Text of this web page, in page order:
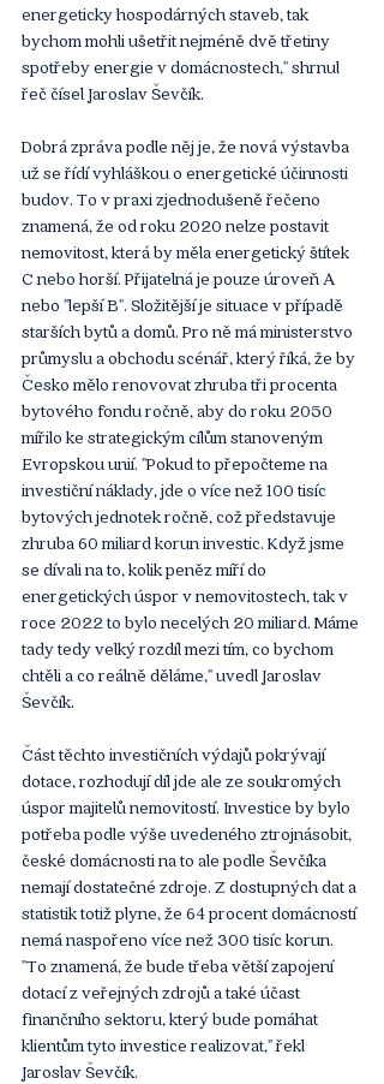
energeticky hospodárných staveb, tak
bychom mohli ušetřit nejméně dvě třetiny
spotřeby energie v domácnostech," shrnul
řeč čísel Jaroslav Ševčík.
Dobrá zpráva podle něj je, že nová výstavba
už se řídí vyhláškou o energetické účinnosti
budov. To v praxi zjednodušeně řečeno
znamená, že od roku 2020 nelze postavit
nemovitost, která by měla energetický štítek
C nebo horší. Přijatelná je pouze úroveň A
nebo "lepší B". Složitější je situace v případě
starších bytů a domů. Pro ně má ministerstvo
průmyslu a obchodu scénář, který říká, že by
Česko mělo renovovat zhruba tři procenta
bytového fondu ročně, aby do roku 2050
mířilo ke strategickým cílům stanoveným
Evropskou unií. "Pokud to přepočteme na
investiční náklady, jde o více než 100 tisíc
bytových jednotek ročně, což představuje
zhruba 60 miliard korun investic. Když jsme
se dívali na to, kolik peněz míří do
energetických úspor v nemovitostech, tak v
roce 2022 to bylo necelých 20 miliard. Máme
tady tedy velký rozdíl mezi tím, co bychom
chtěli a co reálně děláme," uvedl Jaroslav
Ševčík.
Část těchto investičních výdajů pokrývají
dotace, rozhodují díl jde ale ze soukromých
úspor majitelů nemovitostí. Investice by bylo
potřeba podle výše uvedeného ztrojnásobit,
české domácnosti na to ale podle Ševčíka
nemají dostatečné zdroje. Z dostupných dat a
statistik totiž plyne, že 64 procent domácností
nemá naspořeno více než 300 tisíc korun.
"To znamená, že bude třeba větší zapojení
dotací z veřejných zdrojů a také účast
finančního sektoru, který bude pomáhat
klientům tyto investice realizovat," řekl
Jaroslav Ševčík.